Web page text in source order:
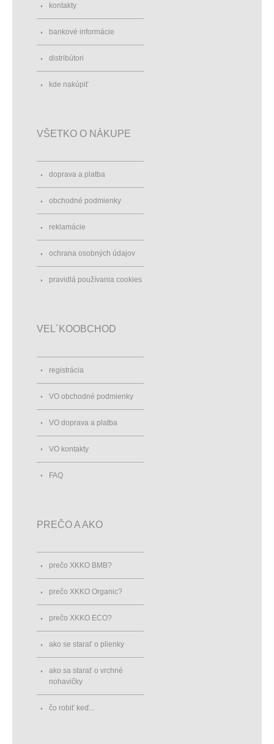
kontakty
bankové informácie
distribútori
kde nakúpiť
VŠETKO O NÁKUPE
doprava a platba
obchodné podmienky
reklamácie
ochrana osobných údajov
pravidlá používania cookies
VEL´KOOBCHOD
registrácia
VO obchodné podmienky
VO doprava a platba
VO kontakty
FAQ
PREČO A AKO
prečo XKKO BMB?
prečo XKKO Organic?
prečo XKKO ECO?
ako se starať o plienky
ako sa starať o vrchné
nohavičky
čo robiť keď...